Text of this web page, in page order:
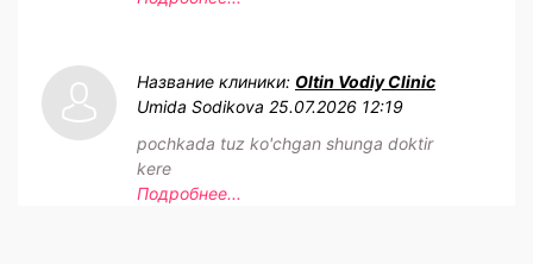
Название клиники: Oltin Vodiy Clinic
Umida Sodikova 25.07.2026 12:19
pochkada tuz ko'chgan shunga doktir
kere
Подробнее...